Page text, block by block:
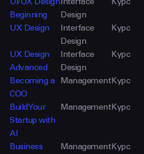
Beginning
Design
UX Design
Interface
Design
Курс
UX Design
Advanced
Interface
Design
Курс
Becoming a
COO
ManagementКурс
Build Your
Startup with
AI
ManagementКурс
Business
ManagementКурс